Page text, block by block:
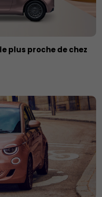
plus proche de chez